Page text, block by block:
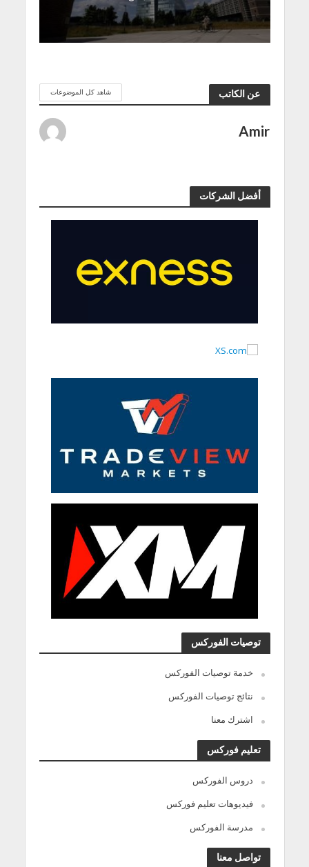
عن الكاتب شاهد كل الموضوعات
Amir
أفضل الشركات
توصيات الفوركس
خدمة توصيات الفوركس
نتائج توصيات الفوركس
اشترك معنا
تعليم فوركس
دروس الفوركس
فيديوهات تعليم فوركس
مدرسة الفوركس
تواصل معنا